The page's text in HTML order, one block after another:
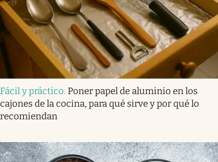
Fácil y práctico. Poner papel de aluminio en los
cajones de la cocina, para qué sirve y por qué lo
recomiendan